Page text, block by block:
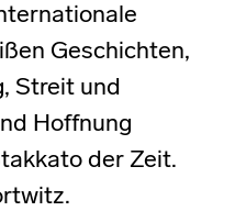
Geschichten,
Streit und
Hoffnung
der Zeit.